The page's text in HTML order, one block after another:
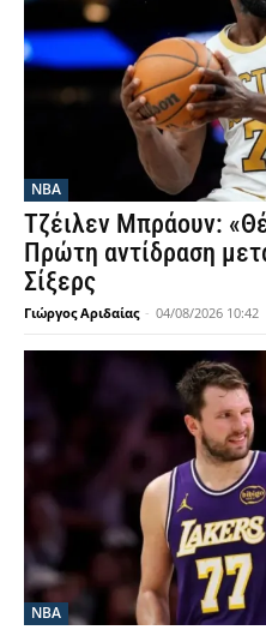
NBA
Τζέιλεν Μπράουν:
Πρώτη αντίδραση
Σίξερς
Γιώργος Αριδαίας - 04/08/2026 10:42
NBA